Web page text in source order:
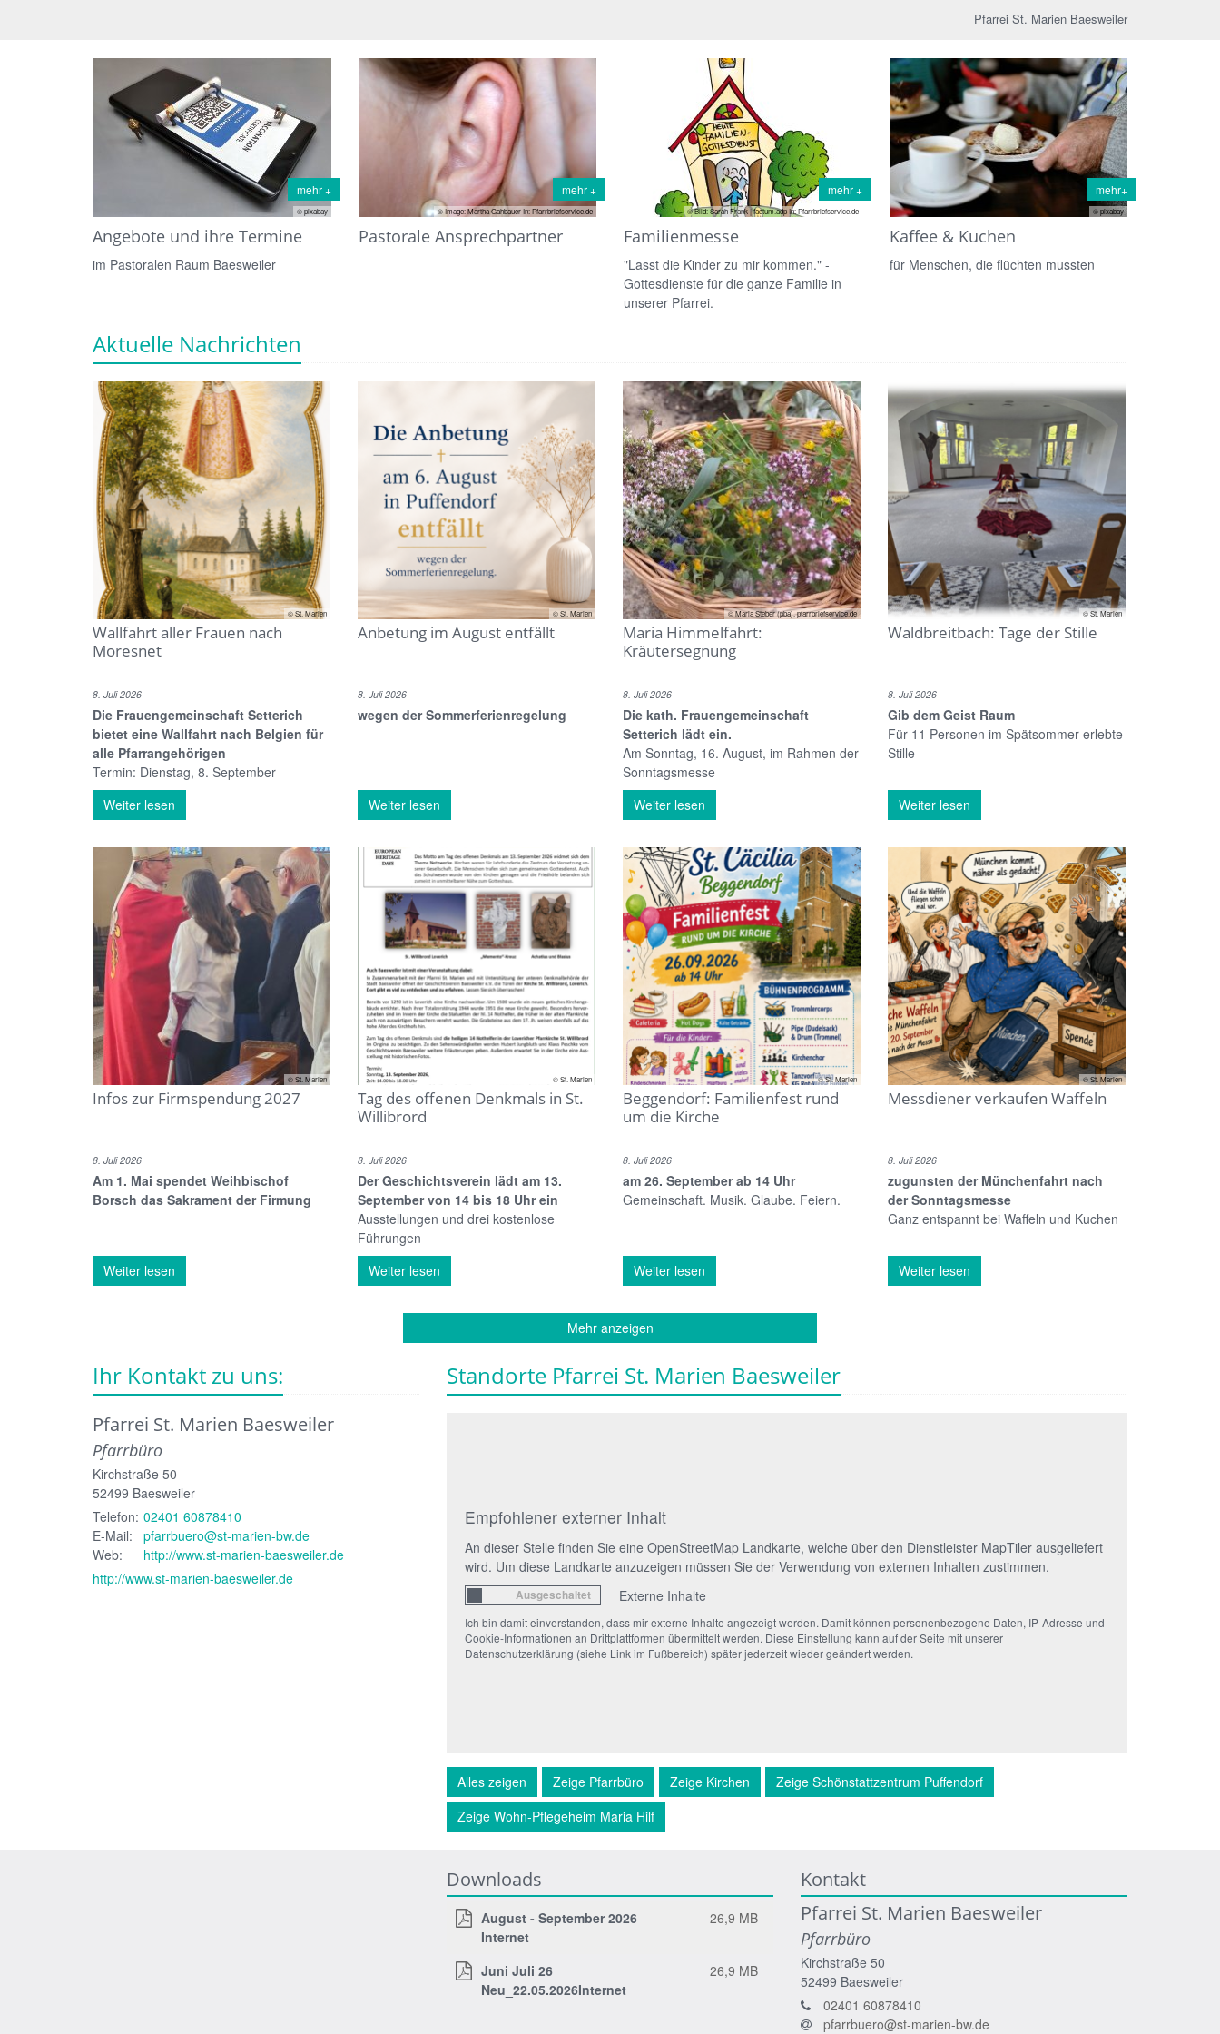
Pfarrei St. Marien Baesweiler
mehr +
© pixabay
Angebote und ihre Termine
im Pastoralen Raum Baesweiler
mehr +
© Image: Martha Gahbauer In: Pfarrbriefservice.de
Pastorale Ansprechpartner
mehr +
© Bild: Sarah Frank | factum.adp In: Pfarrbriefservice.de
Familienmesse
"Lasst die Kinder zu mir kommen." -
Gottesdienste für die ganze Familie in
unserer Pfarrei.
mehr+
© pixabay
Kaffee & Kuchen
für Menschen, die flüchten mussten
Aktuelle Nachrichten
© St. Marien
Wallfahrt aller Frauen nach
Moresnet
8. Juli 2026
Die Frauengemeinschaft Setterich
bietet eine Wallfahrt nach Belgien für
alle Pfarrangehörigen
Termin: Dienstag, 8. September
Weiter lesen
© St. Marien
Anbetung im August entfällt
8. Juli 2026
wegen der Sommerferienregelung
Weiter lesen
© Maria Steber (pba), pfarrbriefservice.de
Maria Himmelfahrt:
Kräutersegnung
8. Juli 2026
Die kath. Frauengemeinschaft
Setterich lädt ein.
Am Sonntag, 16. August, im Rahmen der
Sonntagsmesse
Weiter lesen
© St. Marien
Waldbreitbach: Tage der Stille
8. Juli 2026
Gib dem Geist Raum
Für 11 Personen im Spätsommer erlebte
Stille
Weiter lesen
© St. Marien
Infos zur Firmspendung 2027
8. Juli 2026
Am 1. Mai spendet Weihbischof
Borsch das Sakrament der Firmung
Weiter lesen
© St. Marien
Tag des offenen Denkmals in St.
Willibrord
8. Juli 2026
Der Geschichtsverein lädt am 13.
September von 14 bis 18 Uhr ein
Ausstellungen und drei kostenlose
Führungen
Weiter lesen
© St. Marien
Beggendorf: Familienfest rund
um die Kirche
8. Juli 2026
am 26. September ab 14 Uhr
Gemeinschaft. Musik. Glaube. Feiern.
Weiter lesen
© St. Marien
Messdiener verkaufen Waffeln
8. Juli 2026
zugunsten der Münchenfahrt nach
der Sonntagsmesse
Ganz entspannt bei Waffeln und Kuchen
Weiter lesen
Mehr anzeigen
Standorte Pfarrei St. Marien Baesweiler
Empfohlener externer Inhalt
An dieser Stelle finden Sie eine OpenStreetMap Landkarte, welche über den Dienstleister MapTiler ausgeliefert
wird. Um diese Landkarte anzuzeigen müssen Sie der Verwendung von externen Inhalten zustimmen.
Externe Inhalte
Ich bin damit einverstanden, dass mir externe Inhalte angezeigt werden. Damit können personenbezogene Daten, IP-Adresse und
Cookie-Informationen an Drittplattformen übermittelt werden. Diese Einstellung kann auf der Seite mit unserer
Datenschutzerklärung (siehe Link im Fußbereich) später jederzeit wieder geändert werden.
Alles zeigen Zeige Pfarrbüro Zeige Kirchen
Zeige Schönstattzentrum Puffendorf
Zeige Wohn-Pflegeheim Maria Hilf
Ihr Kontakt zu uns:
Pfarrei St. Marien Baesweiler
Pfarrbüro
Kirchstraße 50
52499 Baesweiler
Telefon: 02401 60878410
E-Mail:
pfarrbuero@st-marien-bw.de
Web:
http://www.st-marien-baesweiler.de
http://www.st-marien-baesweiler.de
Downloads
August - September 2026
Internet
26,9 MB
Juni Juli 26
Neu_22.05.2026Internet
26,9 MB
Kontakt
Pfarrei St. Marien Baesweiler
Pfarrbüro
Kirchstraße 50
52499 Baesweiler
02401 60878410
pfarrbuero@st-marien-bw.de